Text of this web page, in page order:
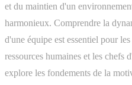
et du maintien d'un
harmonieux. Comprendre la
d'une équipe est essentiel pour
ressources humaines et les chefs
explore les fondements de la